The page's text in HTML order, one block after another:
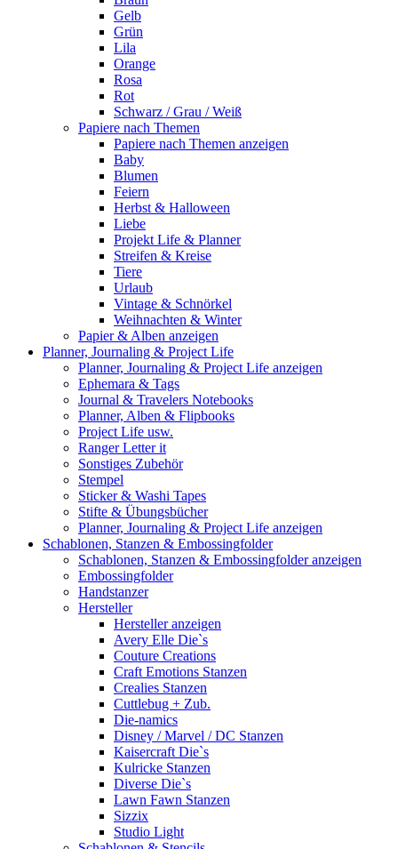
Gelb
Grün
Lila
Orange
Rosa
Rot
Schwarz / Grau / Weiß
Papiere nach Themen
Papiere nach Themen anzeigen
Baby
Blumen
Feiern
Herbst & Halloween
Liebe
Projekt Life & Planner
Streifen & Kreise
Tiere
Urlaub
Vintage & Schnörkel
Weihnachten & Winter
Papier & Alben anzeigen
Planner, Journaling & Project Life
Planner, Journaling & Project Life anzeigen
Ephemara & Tags
Journal & Travelers Notebooks
Planner, Alben & Flipbooks
Project Life usw.
Ranger Letter it
Sonstiges Zubehör
Stempel
Sticker & Washi Tapes
Stifte & Übungsbücher
Planner, Journaling & Project Life anzeigen
Schablonen, Stanzen & Embossingfolder
Schablonen, Stanzen & Embossingfolder anzeigen
Embossingfolder
Handstanzer
Hersteller
Hersteller anzeigen
Avery Elle Die`s
Couture Creations
Craft Emotions Stanzen
Crealies Stanzen
Cuttlebug + Zub.
Die-namics
Disney / Marvel / DC Stanzen
Kaisercraft Die`s
Kulricke Stanzen
Diverse Die`s
Lawn Fawn Stanzen
Sizzix
Studio Light